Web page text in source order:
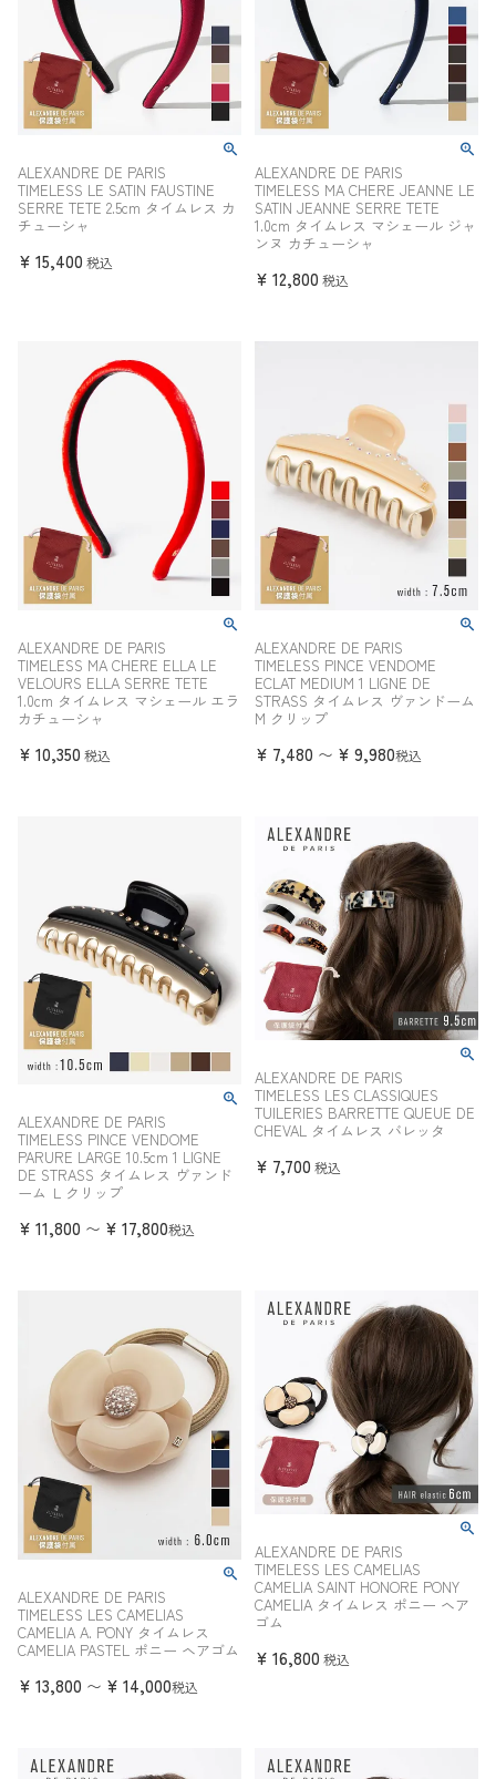
ALEXANDRE DE PARIS
TIMELESS LE SATIN FAUSTINE
SERRE TETE 2.5cm タイムレス カ
チューシャ
¥ 15,400 税込
ALEXANDRE DE PARIS
TIMELESS MA CHERE JEANNE LE
SATIN JEANNE SERRE TETE
1.0cm タイムレス マシェール ジャ
ンヌ カチューシャ
¥ 12,800 税込
ALEXANDRE DE PARIS
TIMELESS MA CHERE ELLA LE
VELOURS ELLA SERRE TETE
1.0cm タイムレス マシェール エラ
カチューシャ
¥ 10,350 税込
ALEXANDRE DE PARIS
TIMELESS PINCE VENDOME
ECLAT MEDIUM 1 LIGNE DE
STRASS タイムレス ヴァンドーム
M クリップ
¥ 7,480 〜 ¥ 9,980税込
ALEXANDRE DE PARIS
TIMELESS PINCE VENDOME
PARURE LARGE 10.5cm 1 LIGNE
DE STRASS タイムレス ヴァンド
ーム Ｌクリップ
¥ 11,800 〜 ¥ 17,800税込
ALEXANDRE DE PARIS
TIMELESS LES CLASSIQUES
TUILERIES BARRETTE QUEUE DE
CHEVAL タイムレス バレッタ
¥ 7,700 税込
ALEXANDRE DE PARIS
TIMELESS LES CAMELIAS
CAMELIA A. PONY タイムレス
CAMELIA PASTEL ポニー ヘアゴム
¥ 13,800 〜 ¥ 14,000税込
ALEXANDRE DE PARIS
TIMELESS LES CAMELIAS
CAMELIA SAINT HONORE PONY
CAMELIA タイムレス ポニー ヘア
ゴム
¥ 16,800 税込